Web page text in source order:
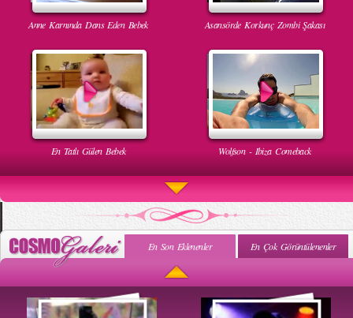
Anne Karnında Dans Eden Bebek Asansörde Korkunç Zombi Şakası
En Tatlı Gülen Bebek Wolfson - Ibiza Comeback
Uyuyan Bebeğe Gangnam Dinletilirse Ne Olur
En Son Eklenenler En Çok Görüntülenenler